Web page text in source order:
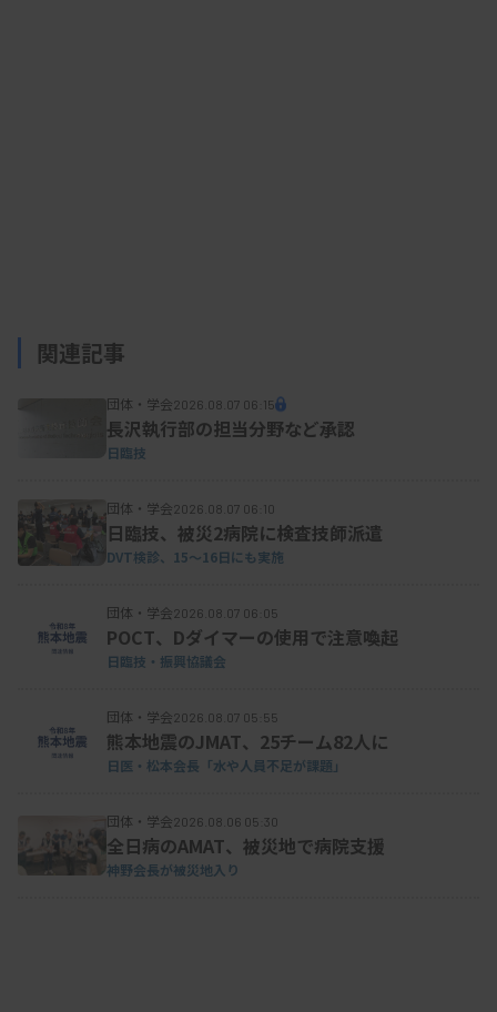
関連記事
団体・学会2026.08.07 06:15
長沢執行部の担当分野など承認
日臨技
団体・学会2026.08.07 06:10
日臨技、被災2病院に検査技師派遣
DVT検診、15～16日にも実施
団体・学会2026.08.07 06:05
POCT、Dダイマーの使用で注意喚起
日臨技・振興協議会
団体・学会2026.08.07 05:55
熊本地震のJMAT、25チーム82人に
日医・松本会長「水や人員不足が課題」
団体・学会2026.08.06 05:30
全日病のAMAT、被災地で病院支援
神野会長が被災地入り